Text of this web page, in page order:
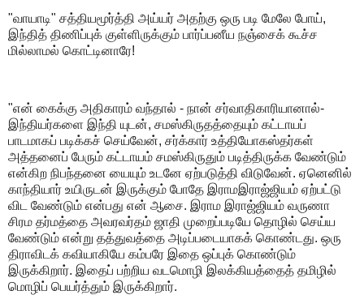
"வாயாடி" சத்தியமூர்த்தி அய்யர் அதற்கு ஒரு படி மேலே போய்,
இந்தித் திணிப்புக் குள்ளிருக்கும் பார்ப்பனீய நஞ்சைக் கூச்ச
மில்லாமல் கொட்டினாரே!
"என் கைக்கு அதிகாரம் வந்தால் - நான் சர்வாதிகாரியானால்-
இந்தியர்களை இந்தி யுடன், சமஸ்கிருதத்தையும் கட்டாயப்
பாடமாகப் படிக்கச் செய்வேன், சர்க்கார் உத்தியோகஸ்தர்கள்
அத்தனைப் பேரும் கட்டாயம் சமஸ்கிருதும் படித்திருக்க வேண்டும்
என்கிற நிபந்தனை யையும் உடனே ஏற்படுத்தி விடுவேன். ஏனெனில்
காந்தியார் உயிருடன் இருக்கும் போதே இராமஇராஜ்ஜியம் ஏற்பட்டு
விட வேண்டும் என்பது என் ஆசை. இராம இராஜ்ஜியம் வருணா
சிரம தர்மத்தை அவரவர்தம் ஜாதி முறைப்படியே தொழில் செய்ய
வேண்டும் என்று தத்துவத்தை அடிப்படையாகக் கொண்டது. ஒரு
திராவிடக் கவியாகியே கம்பரே இதை ஒப்புக் கொண்டும்
இருக்கிறார். இதைப் பற்றிய வடமொழி இலக்கியத்தைத் தமிழில்
மொழிப் பெயர்த்தும் இருக்கிறார்.